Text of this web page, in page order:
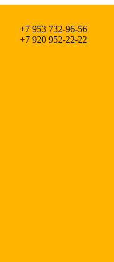
+7 953 732-96-56
+7 920 952-22-22